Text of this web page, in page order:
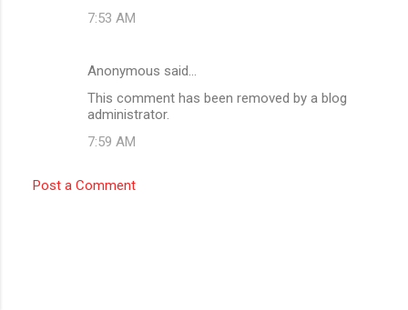
7:53 AM
Anonymous said…
This comment has been removed by a blog
administrator.
7:59 AM
Post a Comment